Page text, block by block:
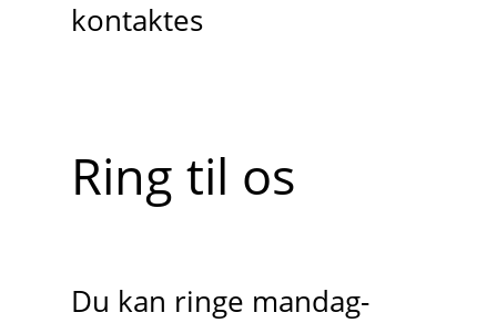
kontaktes
Ring til os
Du kan ringe mandag-